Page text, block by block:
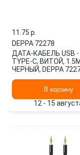
11.75 p.
DEPPA·72278
ДАТА-КАБЕЛЬ USB -
TYPE-C, ВИТОЙ,
ЧЕРНЫЙ, DEPPA
В корзину
12 - 15